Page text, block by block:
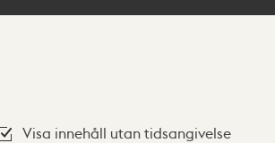
Visa innehåll utan tidsangivelse